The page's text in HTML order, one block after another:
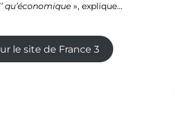
qu’économique », explique…
le site de France 3